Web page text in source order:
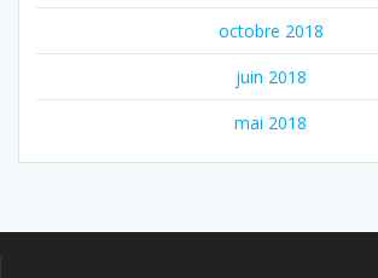
octobre 2018
juin 2018
mai 2018